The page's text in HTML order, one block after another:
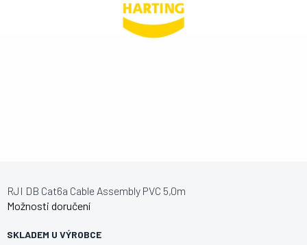
SKLADEM U VÝROBCE
Možnosti doručení
RJI DB Cat6a Cable Assembly PVC 5,0m